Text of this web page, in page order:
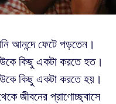
আনন্দে ফেটে পড়তেন।
কিছু একটা করতে হত।
কিছু একটা করতে হয়।
জীবনের প্রাণোচ্ছ্বাসে